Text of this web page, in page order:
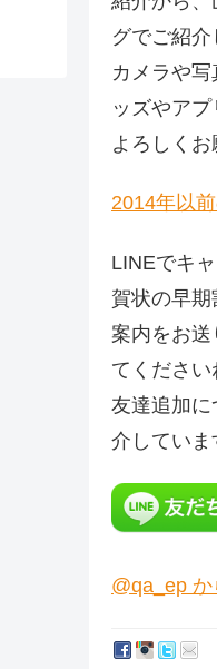
グでご紹介
カメラや
ッズやアプ
よろしく
2014年以
LINEでキ
賀状の早
案内をお送
てください
友達追加に
介していま
@qa_ep